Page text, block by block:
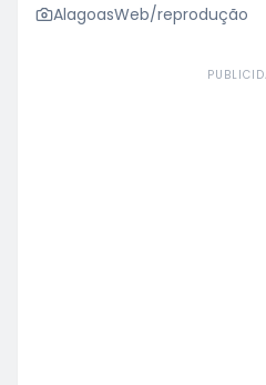
AlagoasWeb/reprodução